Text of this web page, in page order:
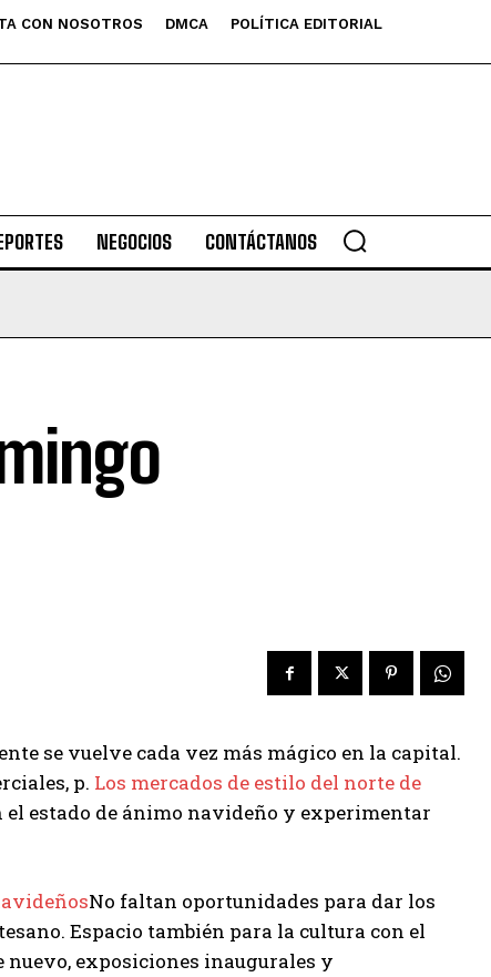
CON NOSOTROS DMCA
POLÍTICA EDITORIAL
NEGOCIOS CONTÁCTANOS
se vuelve cada vez más mágico en la capital.
p. Los mercados de estilo del norte de
el estado de ánimo navideño y experimentar
No faltan oportunidades para dar los
Espacio también para la cultura con el
nuevo, exposiciones inaugurales y